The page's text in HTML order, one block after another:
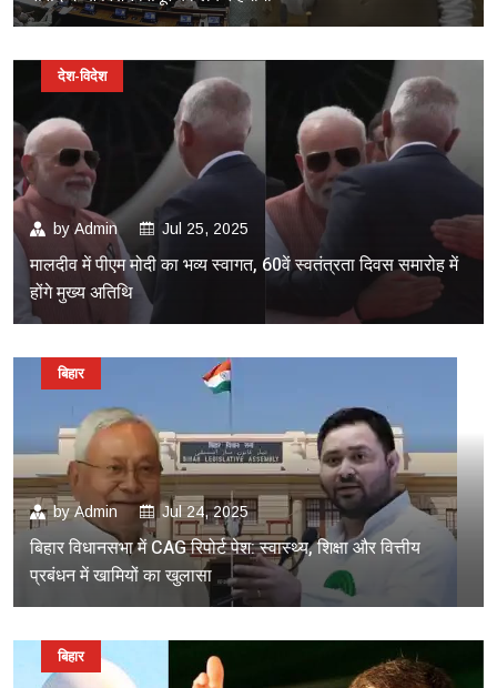
by Admin Jul 25, 2025
मालदीव में पीएम मोदी का भव्य स्वागत, 60वें स्वतंत्रता दिवस समारोह में
होंगे मुख्य अतिथि
देश-विदेश
byAdmin Jul 24, 2025
बिहार विधानसभा में CAG रिपोर्ट पेश: स्वास्थ्य, शिक्षा और वित्तीय
प्रबंधन में खामियों का खुलासा
बिहार
बिहार